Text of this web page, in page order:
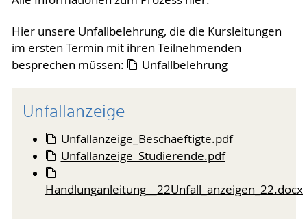
Hier unsere Unfallbelehrung, die die Kursleitungen
im ersten Termin mit ihren Teilnehmenden
besprechen müssen:
Unfallbelehrung
Unfallanzeige
Unfallanzeige_Beschaeftigte.pdf
Unfallanzeige_Studierende.pdf
Handlunganleitung__22Unfall_anzeigen_22.docx